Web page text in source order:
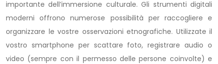
importante dell’immersione culturale. Gli strumenti digitali
moderni offrono numerose possibilità per raccogliere e
organizzare le vostre osservazioni etnografiche. Utilizzate il
vostro smartphone per scattare foto, registrare audio o
video (sempre con il permesso delle persone coinvolte) e